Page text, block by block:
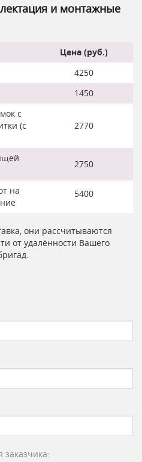
и монтажные
Цена (руб.)
4250
1450
с
(с
2770
2750
на
5400
они рассчитываются
от удалённости Вашего